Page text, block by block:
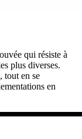
qui résiste à
plus diverses.
tout en se
en